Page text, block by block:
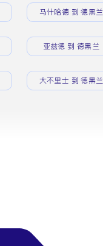
马什哈德 到 德黑兰
亚兹德 到 德黑兰
大不里士 到 德黑兰